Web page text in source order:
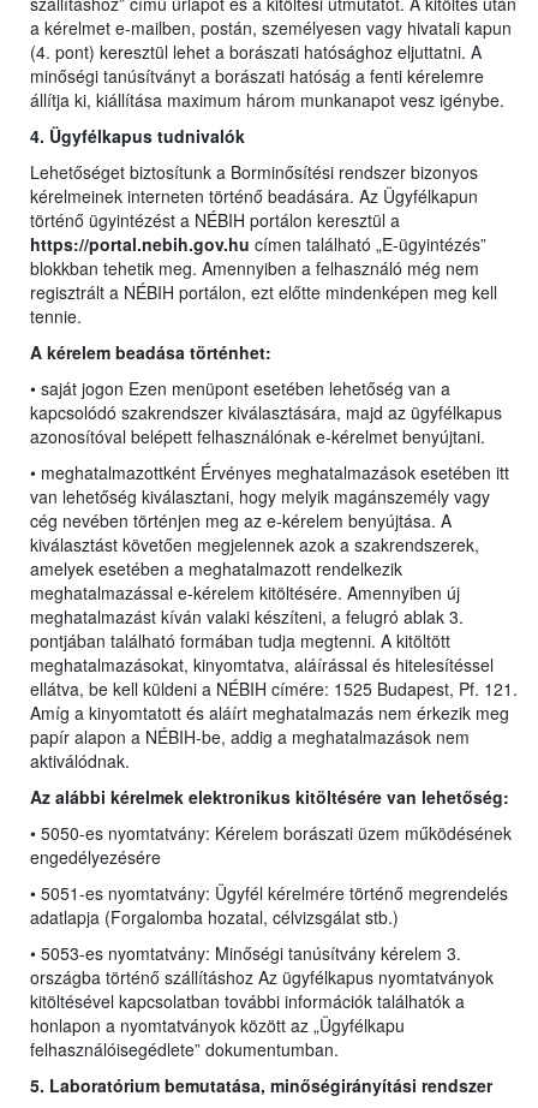
a kérelmet e-mailben, postán, személyesen vagy hivatali kapun
(4. pont) keresztül lehet a borászati hatósághoz eljuttatni. A
minőségi tanúsítványt a borászati hatóság a fenti kérelemre
állítja ki, kiállítása maximum három munkanapot vesz igénybe.
4. Ügyfélkapus tudnivalók
Lehetőséget biztosítunk a Borminősítési rendszer bizonyos
kérelmeinek interneten történő beadására. Az Ügyfélkapun
történő ügyintézést a NÉBIH portálon keresztül a
https://portal.nebih.gov.hu címen található „E-ügyintézés”
blokkban tehetik meg. Amennyiben a felhasználó még nem
regisztrált a NÉBIH portálon, ezt előtte mindenképen meg kell
tennie.
A kérelem beadása történhet:
• saját jogon Ezen menüpont esetében lehetőség van a
kapcsolódó szakrendszer kiválasztására, majd az ügyfélkapus
azonosítóval belépett felhasználónak e-kérelmet benyújtani.
• meghatalmazottként Érvényes meghatalmazások esetében itt
van lehetőség kiválasztani, hogy melyik magánszemély vagy
cég nevében történjen meg az e-kérelem benyújtása. A
kiválasztást követően megjelennek azok a szakrendszerek,
amelyek esetében a meghatalmazott rendelkezik
meghatalmazással e-kérelem kitöltésére. Amennyiben új
meghatalmazást kíván valaki készíteni, a felugró ablak 3.
pontjában található formában tudja megtenni. A kitöltött
meghatalmazásokat, kinyomtatva, aláírással és hitelesítéssel
ellátva, be kell küldeni a NÉBIH címére: 1525 Budapest, Pf. 121.
Amíg a kinyomtatott és aláírt meghatalmazás nem érkezik meg
papír alapon a NÉBIH-be, addig a meghatalmazások nem
aktiválódnak.
Az alábbi kérelmek elektronikus kitöltésére van lehetőség:
• 5050-es nyomtatvány: Kérelem borászati üzem működésének
engedélyezésére
• 5051-es nyomtatvány: Ügyfél kérelmére történő megrendelés
adatlapja (Forgalomba hozatal, célvizsgálat stb.)
• 5053-es nyomtatvány: Minőségi tanúsítvány kérelem 3.
országba történő szállításhoz Az ügyfélkapus nyomtatványok
kitöltésével kapcsolatban további információk találhatók a
honlapon a nyomtatványok között az „Ügyfélkapu
felhasználóisegédlete” dokumentumban.
5. Laboratórium bemutatása, minőségirányítási rendszer